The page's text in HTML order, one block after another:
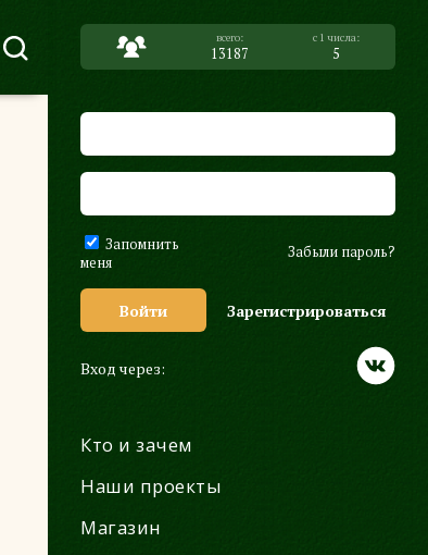
13187 5
Запомнить
меня
Забыли пароль?
Войти Зарегистрироваться
Вход через:
Кто и зачем
Наши проекты
Магазин